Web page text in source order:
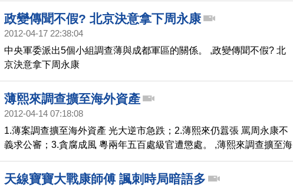
政變傳聞不假? 北京決意拿下周永康
2012-04-17 22:38:04
中央軍委派出5個小組調查薄與成都軍區的關係。 ,政變傳聞不假? 北
京決意拿下周永康
薄熙來調查擴至海外資產
2012-04-14 07:18:08
1.薄案調查擴至海外資產 光大逆市急跌；2.薄熙來仍囂張 罵周永康不
義求公審；3.貪腐成風 粵兩年五百處級官遭懲處。 ,薄熙來調查擴至海
外資產
天線寶寶大戰康師傅 諷刺時局暗語多